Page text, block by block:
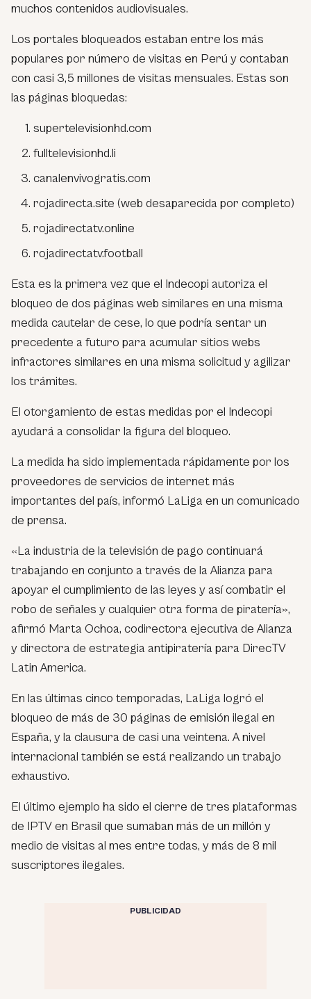
muchos contenidos audiovisuales.
Los portales bloqueados estaban entre los más
populares por número de visitas en Perú y contaban
con casi 3,5 millones de visitas mensuales. Estas son
las páginas bloquedas:
supertelevisionhd.com
fulltelevisionhd.li
canalenvivogratis.com
rojadirecta.site (web desaparecida por completo)
rojadirectatv.online
rojadirectatv.football
Esta es la primera vez que el Indecopi autoriza el
bloqueo de dos páginas web similares en una misma
medida cautelar de cese, lo que podría sentar un
precedente a futuro para acumular sitios webs
infractores similares en una misma solicitud y agilizar
los trámites.
El otorgamiento de estas medidas por el Indecopi
ayudará a consolidar la figura del bloqueo.
La medida ha sido implementada rápidamente por los
proveedores de servicios de internet más
importantes del país, informó LaLiga en un comunicado
de prensa.
«La industria de la televisión de pago continuará
trabajando en conjunto a través de la Alianza para
apoyar el cumplimiento de las leyes y así combatir el
robo de señales y cualquier otra forma de piratería»,
afirmó Marta Ochoa, codirectora ejecutiva de Alianza
y directora de estrategia antipiratería para DirecTV
Latin America.
En las últimas cinco temporadas, LaLiga logró el
bloqueo de más de 30 páginas de emisión ilegal en
España, y la clausura de casi una veintena. A nivel
internacional también se está realizando un trabajo
exhaustivo.
El último ejemplo ha sido el cierre de tres plataformas
de IPTV en Brasil que sumaban más de un millón y
medio de visitas al mes entre todas, y más de 8 mil
suscriptores ilegales.
PUBLICIDAD